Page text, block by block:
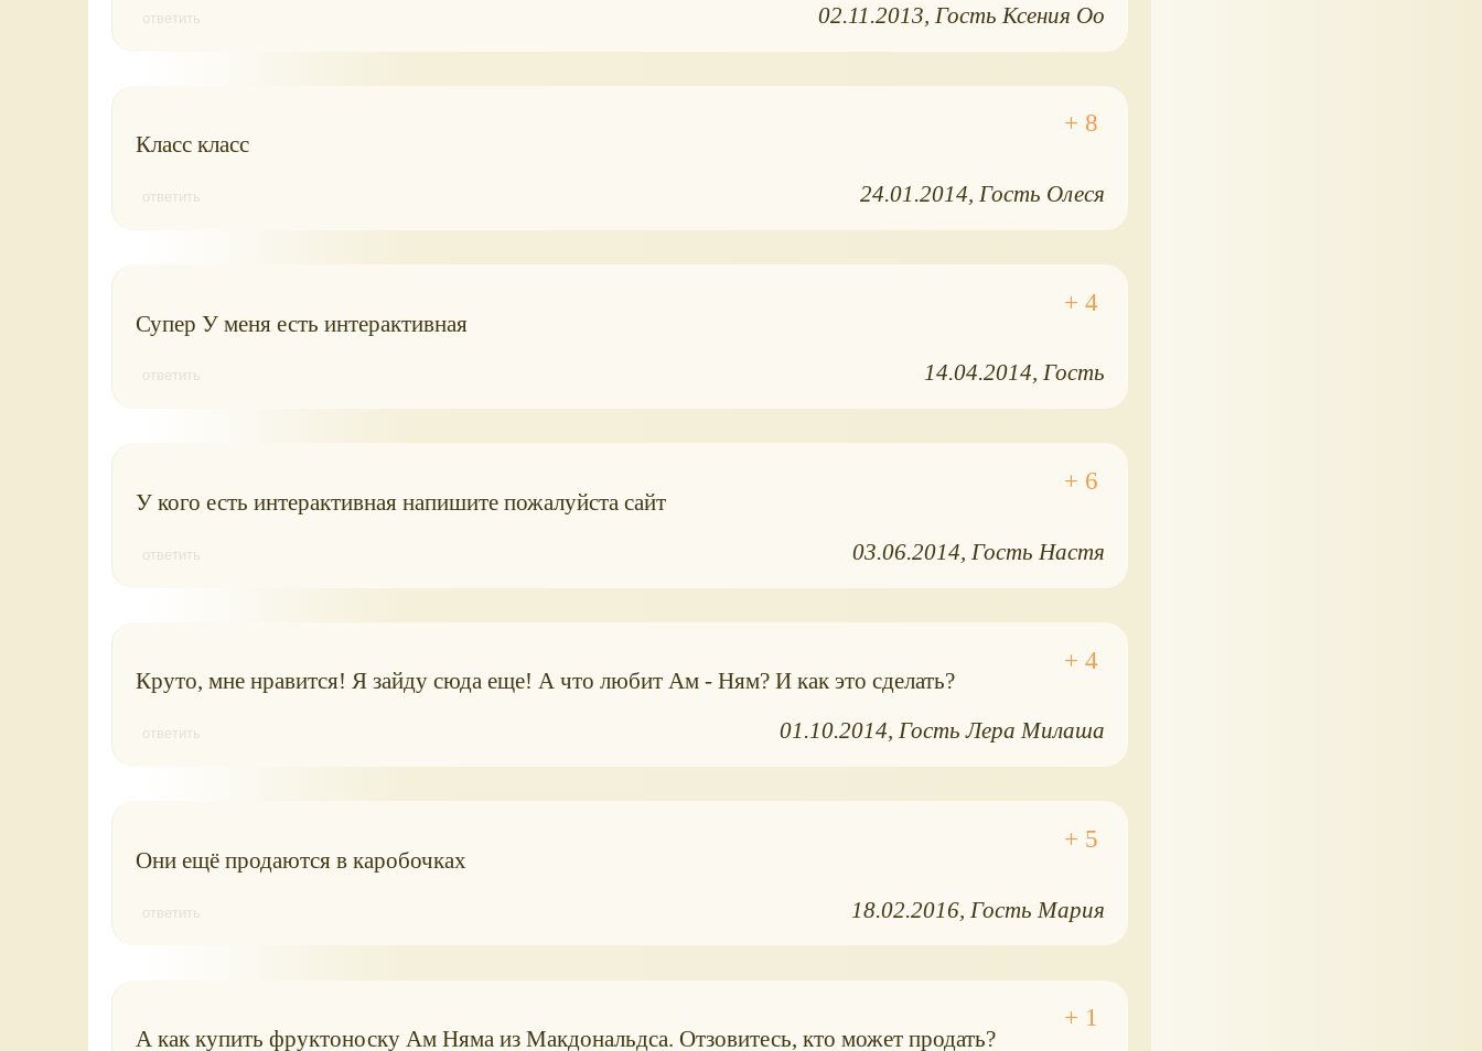
ответить 02.11.2013 Гость Ксения Оо
Класс класс
ответить 24.01.2014 Гость Олеся
Супер У меня есть интерактивная
ответить 14.04.2014 Гость
У кого есть интерактивная напишите пожалуйста сайт
ответить 03.06.2014 Гость Настя
Круто, мне нравится! Я зайду сюда еще! А что любит Ам - Ням? И как это сделать?
ответить 01.10.2014 Гость Лера Милаша
Они ещё продаются в каробочках
ответить 18.02.2016 Гость Мария
А как купить фруктоноску Ам Няма из Макдональдса. Отзовитесь, кто может продать?